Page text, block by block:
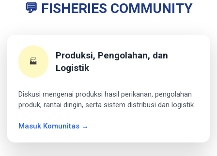
Fisheries Industry Community
💬 FISHERIES COMMUNITY
🏭
Produksi, Pengolahan, dan
Logistik
Diskusi mengenai produksi hasil perikanan, pengolahan
produk, rantai dingin, serta sistem distribusi dan logistik.
Masuk Komunitas →